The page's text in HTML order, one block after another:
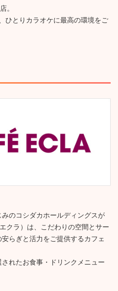
。
ひとりカラオケに最高の環境をご
みのコシダカホールディングスが
クラ）は、こだわりの空間とサー
らぎと活力をご提供するカフェ
れたお食事・ドリンクメニュー